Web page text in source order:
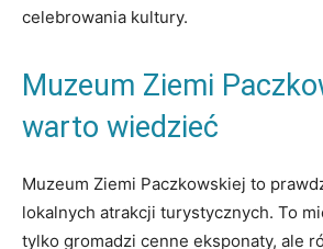
celebrowania kultury.
Muzeum Ziemi
warto wiedzieć
Muzeum Ziemi​ Paczkowskiej ‍to
lokalnych atrakcji ‍turystycznych. To
tylko gromadzi cenne‌ eksponaty, ale​